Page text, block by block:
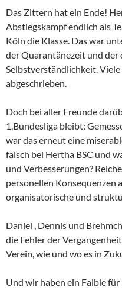
Das Zittern hat ein Ende!
Abstiegskampf endlich als
Köln die Klasse. Das war
der Quarantänezeit und der
Selbstverständlichkeit. Viele
abgeschrieben.
Doch bei aller Freunde
1.Bundesliga bleibt:
war das erneut eine
falsch bei Hertha BSC und
und Verbesserungen?
personellen Konsequenzen
organisatorische und
Daniel , Dennis und
die Fehler der
Verein, wie und wo es in
Und wir haben ein Faible